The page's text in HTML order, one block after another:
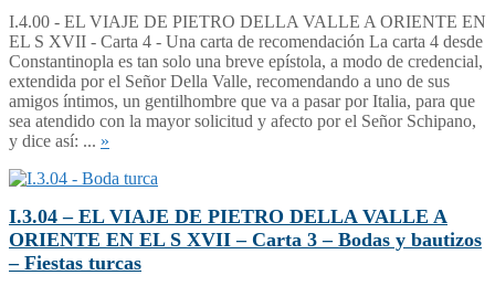
I.4.00 - EL VIAJE DE PIETRO DELLA VALLE A ORIENTE EN
EL S XVII - Carta 4 - Una carta de recomendación La carta 4 desde
Constantinopla es tan solo una breve epístola, a modo de credencial,
extendida por el Señor Della Valle, recomendando a uno de sus
amigos íntimos, un gentilhombre que va a pasar por Italia, para que
sea atendido con la mayor solicitud y afecto por el Señor Schipano,
y dice así: ... »
I.3.04 – EL VIAJE DE PIETRO DELLA VALLE A
ORIENTE EN EL S XVII – Carta 3 – Bodas y bautizos
– Fiestas turcas